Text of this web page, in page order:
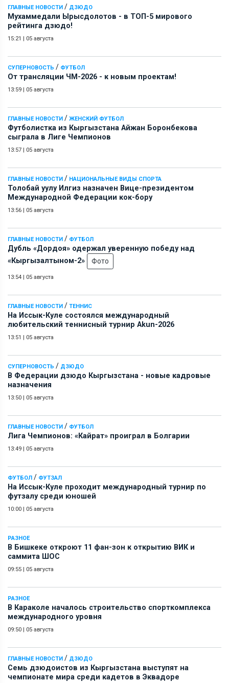
ГЛАВНЫЕ НОВОСТИ / ДЗЮДО
Мухаммедали Ырысдолотов - в ТОП-5 мирового
рейтинга дзюдо!
15:21 | 05 августа
СУПЕРНОВОСТЬ / ФУТБОЛ
От трансляции ЧМ-2026 - к новым проектам!
13:59 | 05 августа
ГЛАВНЫЕ НОВОСТИ / ЖЕНСКИЙ ФУТБОЛ
Футболистка из Кыргызстана Айжан Боронбекова
сыграла в Лиге Чемпионов
13:57 | 05 августа
ГЛАВНЫЕ НОВОСТИ / НАЦИОНАЛЬНЫЕ ВИДЫ СПОРТА
Толобай уулу Илгиз назначен Вице-президентом
Международной Федерации кок-бору
13:56 | 05 августа
ГЛАВНЫЕ НОВОСТИ / ФУТБОЛ
Дубль «Дордоя» одержал уверенную победу над
«Кыргызалтыном-2»
Фото
13:54 | 05 августа
ГЛАВНЫЕ НОВОСТИ / ТЕННИС
На Иссык-Куле состоялся международный
любительский теннисный турнир Akun-2026
13:51 | 05 августа
СУПЕРНОВОСТЬ / ДЗЮДО
В Федерации дзюдо Кыргызстана - новые кадровые
назначения
13:50 | 05 августа
ГЛАВНЫЕ НОВОСТИ / ФУТБОЛ
Лига Чемпионов: «Кайрат» проиграл в Болгарии
13:49 | 05 августа
ФУТБОЛ / ФУТЗАЛ
На Иссык-Куле проходит международный турнир по
футзалу среди юношей
10:00 | 05 августа
РАЗНОЕ
В Бишкеке откроют 11 фан-зон к открытию ВИК и
саммита ШОС
09:55 | 05 августа
РАЗНОЕ
В Караколе началось строительство спорткомплекса
международного уровня
09:50 | 05 августа
ГЛАВНЫЕ НОВОСТИ / ДЗЮДО
Семь дзюдоистов из Кыргызстана выступят на
чемпионате мира среди кадетов в Эквадоре